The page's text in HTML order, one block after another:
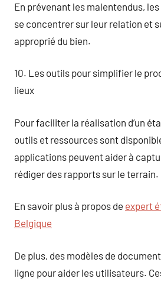
En prévenant les malentendus,
se concentrer sur leur relation et
approprié du bien.
10. Les outils pour simplifier le
lieux
Pour faciliter la réalisation d’un
outils et ressources sont
applications peuvent aider à
rédiger des rapports sur le terrain.
En savoir plus à propos de expert
Belgique
De plus, des modèles de
ligne pour aider les utilisateurs.